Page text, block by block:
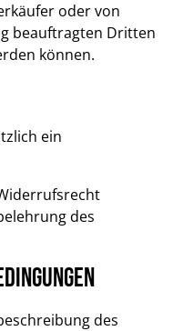
oder von
beauftragten Dritten
können.
ein
des
des